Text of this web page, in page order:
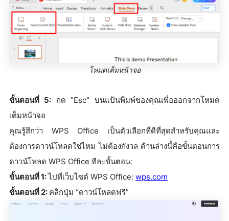
โหมดเต็มหน้าจอ
ขั้นตอนที่ 5:กด "Esc" บนแป้นพิมพ์ของคุณเพื่อออกจากโหมด
เต็มหน้าจอ
คุณรู้สึกว่า WPS Office เป็นตัวเลือกที่ดีที่สุดสำหรับคุณและ
ต้องการดาวน์โหลดใช่ไหม ไม่ต้องกังวล ด้านล่างนี้คือขั้นตอนการ
ดาวน์โหลด WPS Office ทีละขั้นตอน:
ขั้นตอนที่ 1:ไปที่เว็บไซต์ WPS Office: wps.com
ขั้นตอนที่ 2: คลิกปุ่ม “ดาวน์โหลดฟรี”